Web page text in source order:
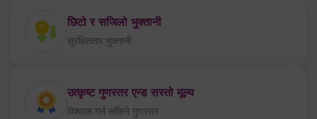
छिटो र सजिलो भुक्तानी
सुरक्षिततम भुक्तानी
उत्कृष्ट गुणस्तर एन्ड सस्तो मूल्य
विश्वास गर्न सकिने गुणस्तर